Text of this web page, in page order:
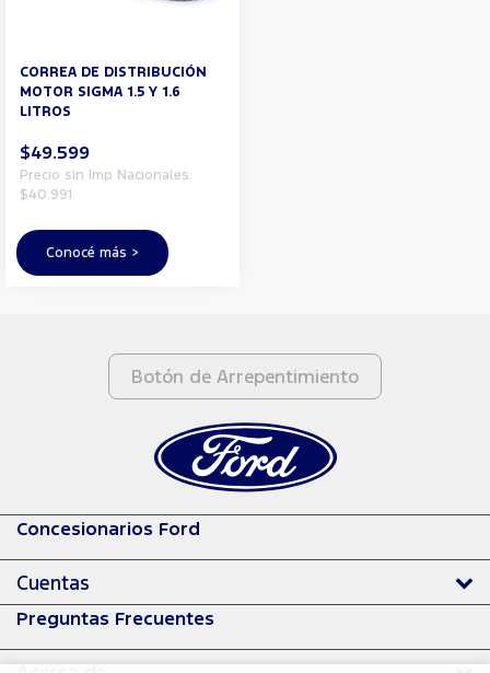
CORREA DE DISTRIBUCIÓN
MOTOR SIGMA 1.5 Y 1.6
LITROS
$49.599
Precio sin Imp Nacionales:
$40.991
Conocé más >
Botón de Arrepentimiento
Concesionarios Ford
Cuentas
Preguntas Frecuentes